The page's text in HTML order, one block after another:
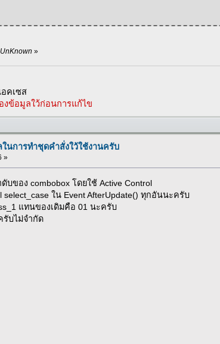
»
คเซส
งข้อมูลใว้ก่อนการแก้ไข
นการทำชุดคำสั่งใว้ใช้งานครับ
»
ของ combobox โดยใช้ Active Control
ใน Event AfterUpdate() ทุกอันนะครับ
แทนของเดิมคือ 01 นะครับ
รับไม่จำกัด